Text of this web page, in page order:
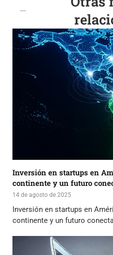
Inversión en startups en
continente y un futuro
14 de agosto de 2025
Inversión en startups en
continente y un futuro